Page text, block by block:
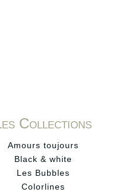
Collections
Amours toujours
Black & white
Les Bubbles
Colorlines